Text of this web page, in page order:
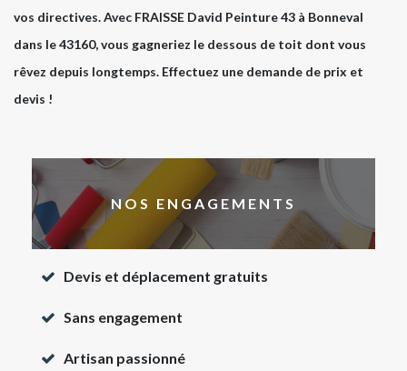
vos directives. Avec FRAISSE David Peinture 43 à Bonneval
dans le 43160, vous gagneriez le dessous de toit dont vous
rêvez depuis longtemps. Effectuez une demande de prix et
devis !
NOS ENGAGEMENTS
Devis et déplacement gratuits
Sans engagement
Artisan passionné